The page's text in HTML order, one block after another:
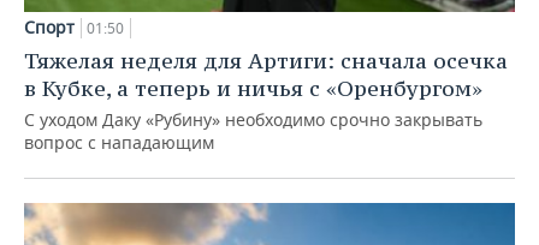
Спорт 01:50
Тяжелая неделя для Артиги: сначала осечка
в Кубке, а теперь и ничья с «Оренбургом»
С уходом Даку «Рубину» необходимо срочно закрывать
вопрос с нападающим